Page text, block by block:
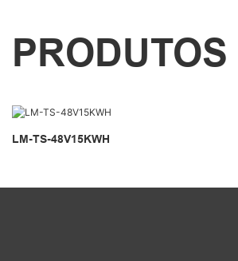
LM-TS-48V15KWH